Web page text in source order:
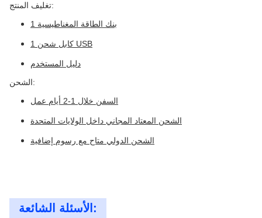
تغليف المنتج:
1 بنك الطاقة المغناطيسية
1 كابل شحن USB
دليل المستخدم
الشحن:
السفن خلال 1-2 أيام عمل
الشحن المعتاد المجاني داخل الولايات المتحدة
الشحن الدولي متاح مع رسوم إضافية
الأسئلة الشائعة: